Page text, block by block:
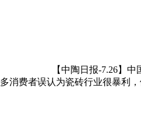
【中陶日报-7.26】
消费者误认为瓷砖行业很暴利